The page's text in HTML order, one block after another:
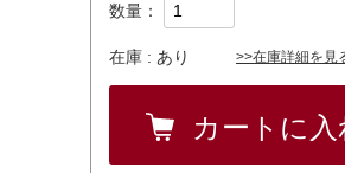
数量：
在庫 : あり >>在庫詳細を見